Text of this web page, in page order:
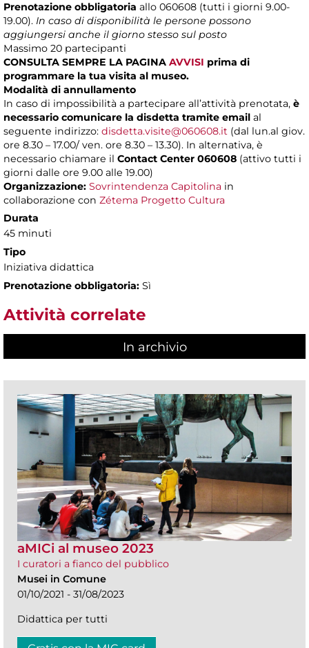
Prenotazione obbligatoria allo 060608 (tutti i giorni 9.00-
19.00). In caso di disponibilità le persone possono
aggiungersi anche il giorno stesso sul posto
Massimo 20 partecipanti
CONSULTA SEMPRE LA PAGINA AVVISI prima di
programmare la tua visita al museo.
Modalità di annullamento
In caso di impossibilità a partecipare all’attività prenotata, è
necessario comunicare la disdetta tramite email al
seguente indirizzo: disdetta.visite@060608.it (dal lun.al giov.
ore 8.30 – 17.00/ ven. ore 8.30 – 13.30). In alternativa, è
necessario chiamare il Contact Center 060608 (attivo tutti i
giorni dalle ore 9.00 alle 19.00)
Organizzazione: Sovrintendenza Capitolina in
collaborazione con Zétema Progetto Cultura
Durata
45 minuti
Tipo
Iniziativa didattica
Prenotazione obbligatoria: Sì
Attività correlate
In archivio
aMICi al museo 2023
I curatori a fianco del pubblico
Musei in Comune
01/10/2021 - 31/08/2023
Didattica per tutti